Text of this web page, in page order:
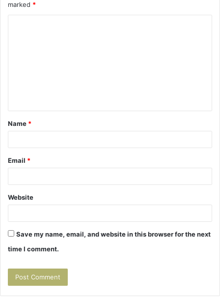
marked *
t
*
Name *
Email *
Website
Save my name, email, and website in this browser for the next
time I comment.